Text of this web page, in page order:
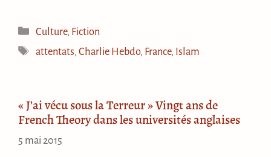
Catégories
Culture, Fiction
Étiquettes
attentats,Charlie Hebdo, France, Islam
« J’ai vécu sous la Terreur » Vingt ans de
French Theory dans les universités anglaises
5 mai 2015